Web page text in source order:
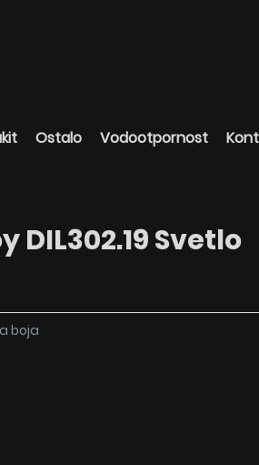
Ostalo Vodootpornost
DIL302.19 Svetlo
boja